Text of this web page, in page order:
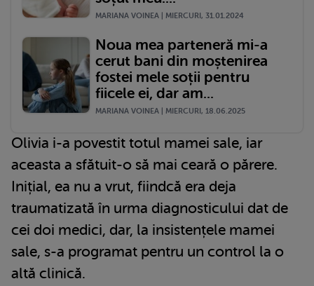
MARIANA VOINEA | MIERCURI, 31.01.2024
Noua mea parteneră mi-a
cerut bani din moștenirea
fostei mele soții pentru
fiicele ei, dar am...
MARIANA VOINEA | MIERCURI, 18.06.2025
Olivia i-a povestit totul mamei sale, iar
aceasta a sfătuit-o să mai ceară o părere.
Inițial, ea nu a vrut, fiindcă era deja
traumatizată în urma diagnosticului dat de
cei doi medici, dar, la insistențele mamei
sale, s-a programat pentru un control la o
altă clinică.